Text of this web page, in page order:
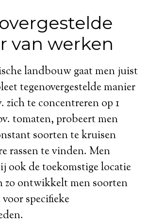
van werken
landbouw gaat men juist
tegenovergestelde manier
zich te concentreren op 1
tomaten, probeert men
soorten te kruisen
rassen te vinden. Men
ook de toekomstige locatie
zo ontwikkelt men soorten
specifieke